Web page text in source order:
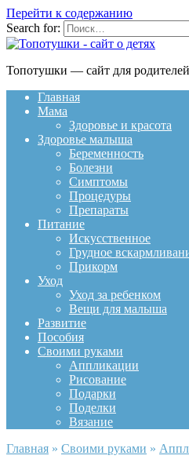
Перейти к содержанию
Search for:
Топотушки — сайт для родителей
Главная
Мама
Здоровье и красота
Здоровье малыша
Беременность
Болезни
Симптомы
Процедуры
Препараты
Питание
Искусственное
Грудное
Прикорм
Уход
Уход за ребенком
Вещи для малыша
Развитие
Пособия
Своими руками
Аппликации
Рисование
Подарки
Поделки
Вязание
Главная » Своими руками »